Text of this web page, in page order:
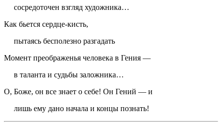
сосредоточен взгляд художника…
Как бьется сердце-кисть,
пытаясь бесполезно разгадать
Момент преображенья человека в Гения —
в таланта и судьбы заложника…
О, Боже, он все знает о себе! Он Гений — и
лишь ему дано начала и концы познать!